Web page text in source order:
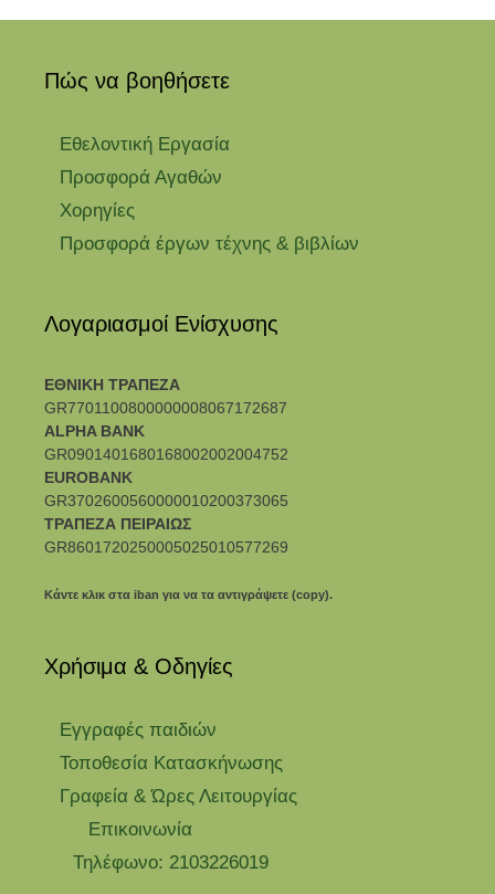
Πώς να βοηθήσετε
Εθελοντική Εργασία
Προσφορά Αγαθών
Χορηγίες
Προσφορά έργων τέχνης & βιβλίων
Λογαριασμοί Ενίσχυσης
ΕΘΝΙΚΗ ΤΡΑΠΕΖΑ
GR7701100800000008067172687
ALPHA BANK
GR0901401680168002002004752
EUROBANK
GR3702600560000010200373065
ΤΡΑΠΕΖΑ ΠΕΙΡΑΙΩΣ
GR8601720250005025010577269
Κάντε κλικ στα iban για να τα αντιγράψετε (copy).
Χρήσιμα & Οδηγίες
Eγγραφές παιδιών
Τοποθεσία Κατασκήνωσης
Γραφεία & Ώρες Λειτουργίας
Επικοινωνία
Τηλέφωνο: 2103226019